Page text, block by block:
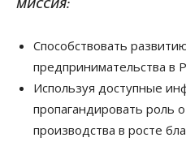
МИССИЯ:
Способствовать
предпринимательства в
Используя доступные
пропагандировать роль
производства в росте